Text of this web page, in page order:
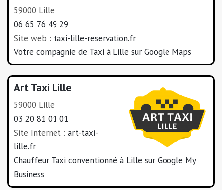
59000 Lille
06 65 76 49 29
Site web : taxi-lille-reservation.fr
Votre compagnie de Taxi à Lille sur Google Maps
Art Taxi Lille
59000 Lille
03 20 81 01 01
Site Internet : art-taxi-
lille.fr
Chauffeur Taxi conventionné à Lille sur Google My
Business